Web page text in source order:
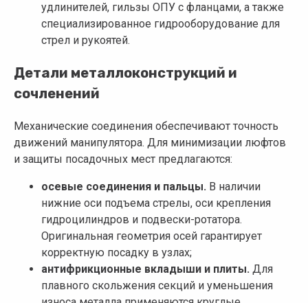
удлинителей, гильзы ОПУ с фланцами, а также
специализированное гидрооборудование для
стрел и рукоятей.
Детали металлоконструкций и
сочленений
Механические соединения обеспечивают точность
движений манипулятора. Для минимизации люфтов
и защиты посадочных мест предлагаются:
осевые соединения и пальцы. В наличии
нижние оси подъема стрелы, оси крепления
гидроцилиндров и подвески-ротатора.
Оригинальная геометрия осей гарантирует
корректную посадку в узлах;
антифрикционные вкладыши и плиты. Для
плавного скольжения секций и уменьшения